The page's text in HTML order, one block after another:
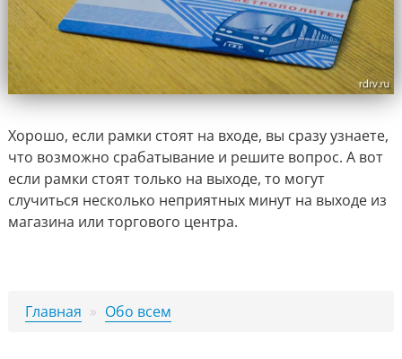
Хорошо, если рамки стоят на входе, вы сразу узнаете,
что возможно срабатывание и решите вопрос. А вот
если рамки стоят только на выходе, то могут
случиться несколько неприятных минут на выходе из
магазина или торгового центра.
Главная » Обо всем